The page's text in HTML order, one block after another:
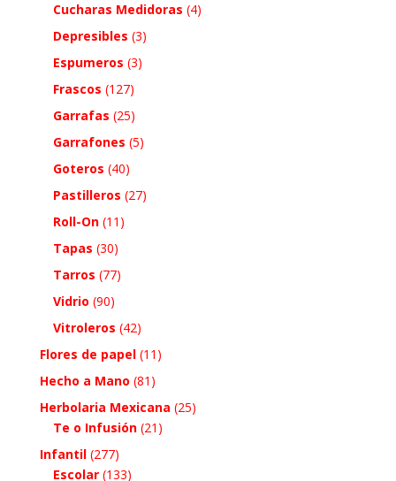
Cucharas Medidoras (4)
Depresibles (3)
Espumeros (3)
Frascos (127)
Garrafas (25)
Garrafones (5)
Goteros (40)
Pastilleros (27)
Roll-On (11)
Tapas (30)
Tarros (77)
Vidrio (90)
Vitroleros (42)
Flores de papel (11)
Hecho a Mano (81)
Herbolaria Mexicana (25)
Te o Infusión (21)
Infantil (277)
Escolar (133)